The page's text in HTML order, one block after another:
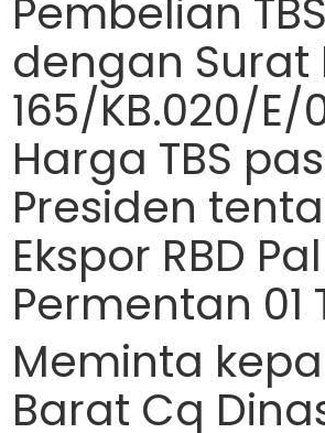
Pembelian
dengan Surat
165/KB.020/
Harga TBS
Presiden
Ekspor RBD
Permentan 01
Meminta
Barat Cq